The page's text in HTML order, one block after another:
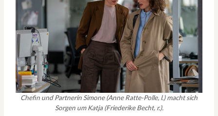
Chefin und Partnerin Simone (Anne Ratte-Polle, l.) macht sich
Sorgen um Katja (Friederike Becht, r.).